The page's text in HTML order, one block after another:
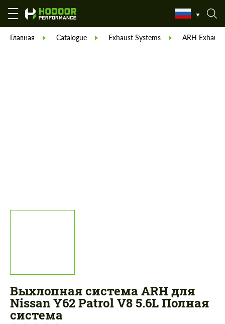
Главная Catalogue Exhaust Systems ARH
Выхлопная система ARH для
Nissan Y62 Patrol V8 5.6L Полная
система